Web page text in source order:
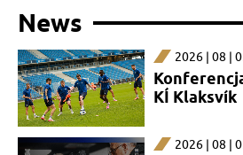
News
2026 | 08 |
KÍ Klaksvík
2026 | 08 |